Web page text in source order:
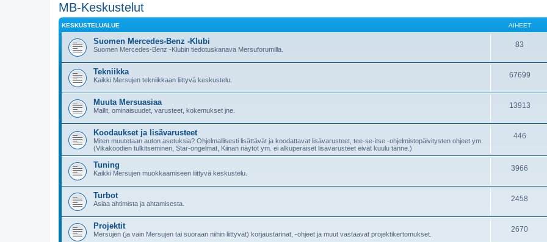
MB-Keskustelut
KESKUSTELUALUE AIHEET
Suomen Mercedes-Benz -Klubi
Suomen Mercedes-Benz -Klubin tiedotuskanava Mersuforumilla.
83
Tekniikka
Kaikki Mersujen tekniikkaan liittyvä keskustelu.
67699
Muuta Mersuasiaa
Mallit, ominaisuudet, varusteet, kokemukset jne.
13913
Koodaukset ja lisävarusteet
Miten muutetaan auton asetuksia? Ohjelmallisesti lisättävät ja koodattavat lisävarusteet, tee-se-itse -ohjelmistopäivitysten ohjeet ym.
(Vikakoodien tulkitseminen, Star-ongelmat, Kiinan näytöt ym. ei alkuperäiset lisävarusteet eivät kuulu tänne.)
446
Tuning
Kaikki Mersujen muokkaamiseen liittyvä keskustelu.
3966
Turbot
Asiaa ahtimista ja ahtamisesta.
2458
Projektit
Mersujen (ja vain Mersujen tai suoraan niihin liittyvät) korjaustarinat, -ohjeet ja muut vastaavat projektikertomukset.
2670